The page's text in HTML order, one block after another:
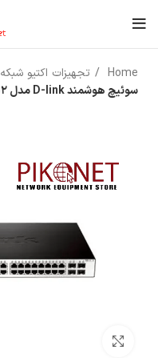
Home تجهیزات اکتیو شبکه
سوئیچ هوشمند D-link مدل DGS-1210-52